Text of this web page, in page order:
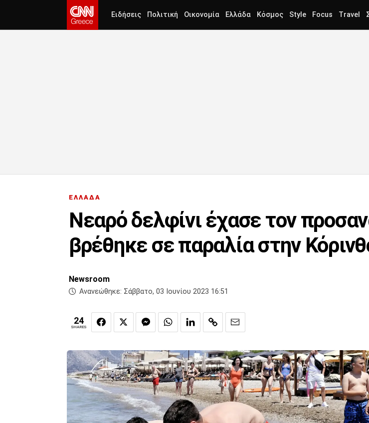
Ειδήσεις Πολιτική Οικονομία Ελλάδα Κόσμος Style Focus Travel
ΕΛΛΑΔΑ
Νεαρό δελφίνι έχασε τον
βρέθηκε σε παραλία στην
Newsroom
Ανανεώθηκε: Σάββατο, 03 Ιουνίου 2023 16:51
24
SHARES